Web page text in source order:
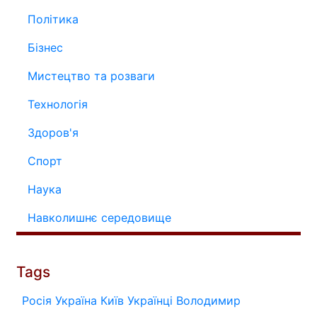
Політика
Бізнес
Мистецтво та розваги
Технологія
Здоров'я
Спорт
Наука
Навколишнє середовище
Tags
Росія Україна Київ Українці Володимир